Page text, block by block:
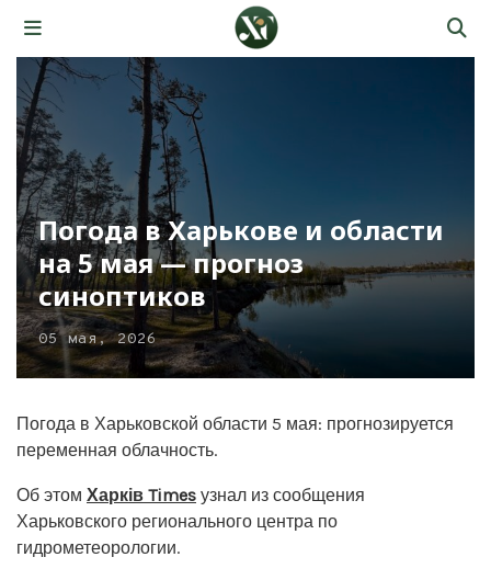
Погода в Харькове и области
на 5 мая — прогноз
синоптиков
05 мая, 2026
Погода в Харьковской области 5 мая: прогнозируется
переменная облачность.
Об этом Харків Times узнал из сообщения
Харьковского регионального центра по
гидрометеорологии.